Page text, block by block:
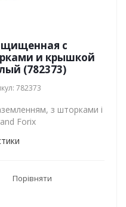
с
и крышкой
(782373)
782373
з шторками і
Forix
Порівняти